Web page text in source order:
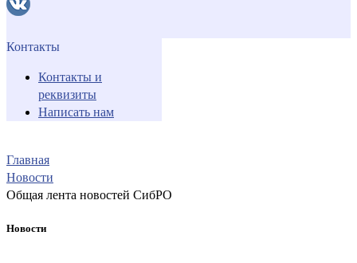
Контакты
Контакты и
реквизиты
Написать нам
Главная
Новости
Общая лента новостей СибРО
Новости